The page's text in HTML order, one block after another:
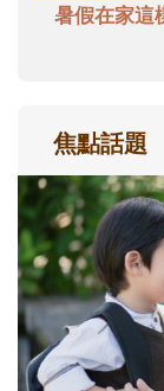
暑假在家這
焦點話題